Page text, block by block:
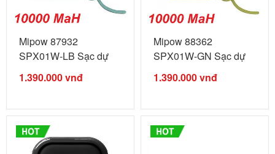
Mipow 87932
SPX01W-LB Sạc dự
phòng không ...
1.390.000vnđ
Mipow 88362
SPX01W-GN Sạc dự
phòng không ...
1.390.000vnđ